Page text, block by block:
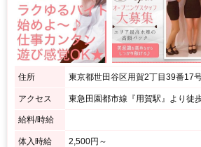
住所
アクセス 東急田園都市線『用賀駅』より徒
給料/時給
体入時給 2,500円～